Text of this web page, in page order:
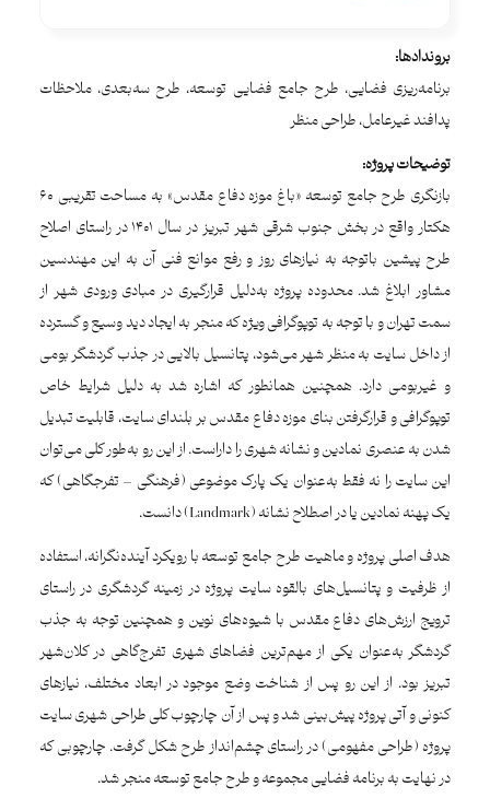
بروندادها:
برنامه‌ریزی فضایی، طرح جامع فضایی توسعه، طرح سه‌بعدی، ملاحظات
پدافند غیرعامل، طراحی منظر
توضیحات پروژه:
بازنگری طرح جامع توسعه «باغ موزه دفاع مقدس» به مساحت تقریبی 60
هکتار واقع در بخش جنوب شرقی شهر تبریز در سال ۱۴۰۱ در راستای اصلاح
طرح پیشین باتوجه به نیازهای روز و رفع موانع فنی آن به این مهندسین
مشاور ابلاغ شد. محدوده پروژه به‌دلیل قرارگیری در مبادی ورودی شهر از
سمت تهران و با توجه به توپوگرافی ویژه که منجر به ایجاد دید وسیع و گسترده
از داخل سایت به منظر شهر می‌شود، پتانسیل بالایی در جذب گردشگر بومی
و غیربومی دارد. همچنین همانطور که اشاره شد به دلیل شرایط خاص
توپوگرافی و قرارگرفتن بنای موزه دفاع مقدس بر بلندای سایت، قابلیت تبدیل
شدن به عنصری نمادین و نشانه شهری را داراست. از این رو به‌طور کلی می‌توان
این سایت را نه‌ فقط به‌عنوان یک پارک موضوعی (فرهنگی – تفرجگاهی) که
یک پهنه نمادین یا در اصطلاح نشانه (Landmark) دانست.
هدف اصلی پروژه و ماهیت طرح جامع توسعه با رویکرد آینده‌نگرانه، استفاده
از ظرفیت و پتانسیل‌های بالقوه سایت پروژه در زمینه گردشگری در راستای
ترویج ارزش‌های دفاع مقدس با شیوه‌های نوین و همچنین توجه به جذب
گردشگر به‌عنوان یکی از مهم‌ترین فضاهای شهری تفرج‌گاهی در کلان‌شهر
تبریز بود. از این رو پس از شناخت وضع موجود در ابعاد مختلف، نیازهای
کنونی و آتی پروژه پیش‌بینی شد و پس از آن چارچوب کلی طراحی شهری سایت
پروژه (طراحی مفهومی) در راستای چشم‌انداز طرح شکل گرفت. چارچوبی که
در نهایت به برنامه فضایی مجموعه و طرح جامع توسعه منجر شد.